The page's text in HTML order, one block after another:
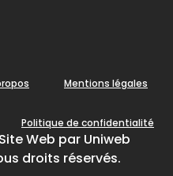
Mentions légales
Politique de confidentialité
Site Web par Uniweb
droits réservés.